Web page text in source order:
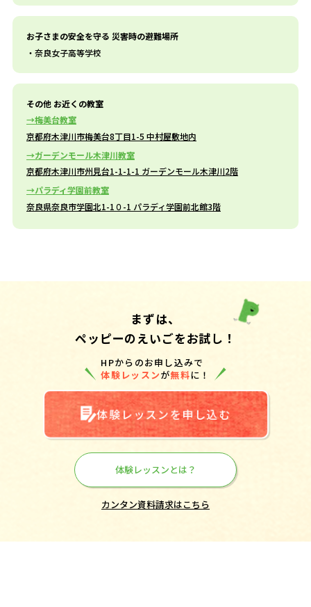
お子さまの安全を守る 災害時の避難場所
奈良女子高等学校
その他 お近くの教室
梅美台教室
京都府木津川市梅美台8丁目1-5 中村屋敷地内
ガーデンモール木津川教室
京都府木津川市州見台1-1-1-1 ガーデンモール木津川2階
パラディ学園前教室
奈良県奈良市学園北1-1０-1 パラディ学園前北館3階
まずは、
ペッピーのえいごをお試し！
HPからのお申し込みで
体験レッスンが無料に！
体験レッスンを申し込む
体験レッスンとは？
カンタン資料請求はこちら